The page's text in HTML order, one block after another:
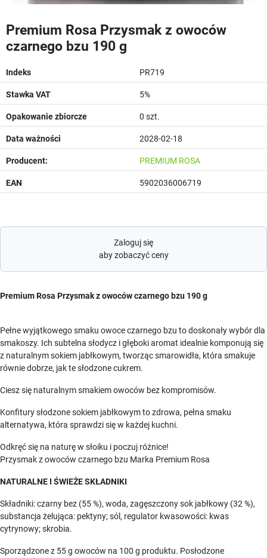
Premium Rosa Przysmak z owoców
czarnego bzu 190 g
Indeks PR719
Stawka VAT 5%
Opakowanie zbiorcze 0 szt.
Data ważności 2028-02-18
Producent: PREMIUM ROSA
EAN 5902036006719
Zaloguj się
aby zobaczyć ceny
Premium Rosa Przysmak z owoców czarnego bzu 190 g
Pełne wyjątkowego smaku owoce czarnego bzu to doskonały wybór dla
smakoszy. Ich subtelna słodycz i głęboki aromat idealnie komponują się
z naturalnym sokiem jabłkowym, tworząc smarowidła, która smakuje
równie dobrze, jak te słodzone cukrem.
Ciesz się naturalnym smakiem owoców bez kompromisów.
Konfitury słodzone sokiem jabłkowym to zdrowa, pełna smaku
alternatywa, która sprawdzi się w każdej kuchni.
Odkręć się na naturę w słoiku i poczuj różnice!
Przysmak z owoców czarnego bzu Marka Premium Rosa
NATURALNE I ŚWIEŻE SKŁADNIKI
Składniki: czarny bez (55 %), woda, zagęszczony sok jabłkowy (32 %),
substancja żelująca: pektyny; sól, regulator kwasowości: kwas
cytrynowy; skrobia.
Sporządzone z 55 g owoców na 100 g produktu. Posłodzone